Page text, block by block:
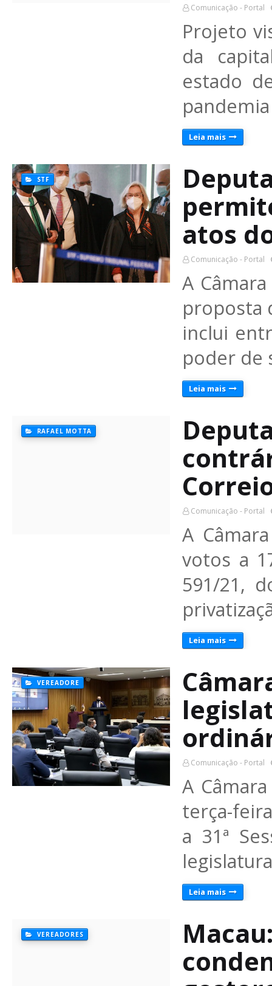
Comunicação - Portal
Projeto
da
estado
Leia mais
STF
atos
Comunicação - Portal
A
proposta
inclui
poder de
Leia mais
RAFAEL MOTTA
Comunicação - Portal
A
votos a
591/21,
Leia mais
VEREADORE
Comunicação - Portal
A
terça-
a 31ª
Leia mais
VEREADORES